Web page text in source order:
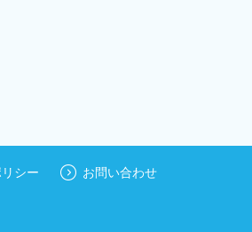
シー お問い合わせ